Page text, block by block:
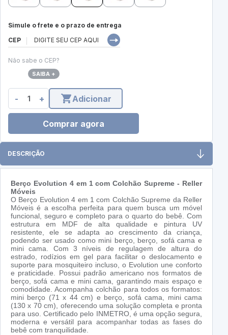
Simule o frete e o prazo de entrega
CEP
Não sabe o CEP?
SAIBA +
- + Adicionar
Comprar agora
DESCRIÇÃO
Berço Evolution 4 em 1com Colchão Supreme - Reller
Móveis
O Berço Evolution 4 em 1 com Colchão Supreme da Reller
Móveis é a escolha perfeita para quem busca um móvel
funcional, seguro e completo para o quarto do bebê. Com
estrutura em MDF de alta qualidade e pintura UV
resistente, ele se adapta ao crescimento da criança,
podendo ser usado como mini berço, berço, sofá cama e
mini cama. Com 3 níveis de regulagem de altura do
estrado, rodízios em gel para facilitar o deslocamento e
suporte para mosquiteiro incluso, o Evolution une conforto
e praticidade. Possui padrão americano nos formatos de
berço, sofá cama e mini cama, garantindo mais espaço e
comodidade. Acompanha colchão para todos os formatos:
mini berço (71 x 44 cm) e berço, sofá cama, mini cama
(130 x 70 cm), oferecendo uma solução completa e pronta
para uso. Certificado pelo INMETRO, é uma opção segura,
moderna e versátil para acompanhar todas as fases do
bebê com tranquilidade.